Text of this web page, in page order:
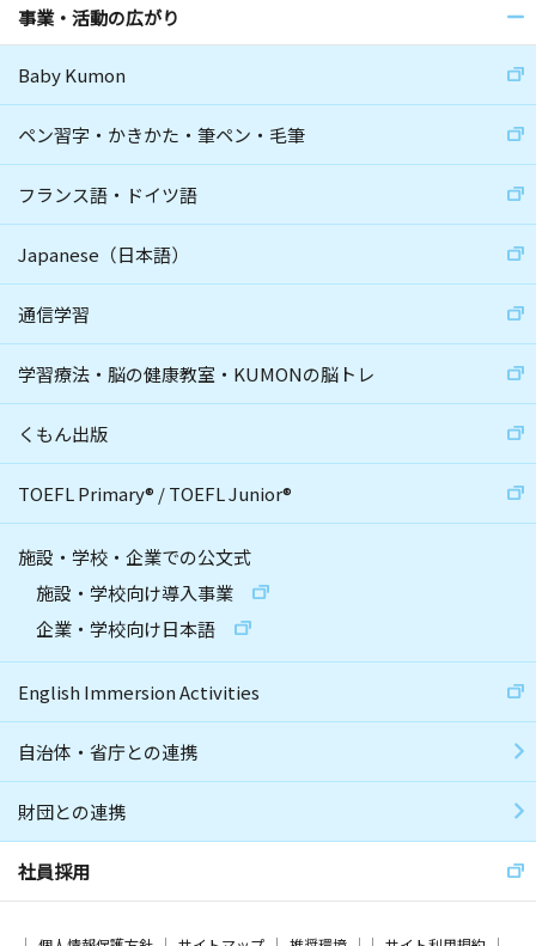
事業・活動の広がり
Baby Kumon
ペン習字・かきかた・筆ペン・毛筆
フランス語・ドイツ語
Japanese（日本語）
通信学習
学習療法・脳の健康教室・KUMONの脳トレ
くもん出版
TOEFL Primary® /TOEFL Junior®
施設・学校・企業での公文式
施設・学校向け導入事業
企業・学校向け日本語
English Immersion Activities
自治体・省庁との連携
財団との連携
社員採用